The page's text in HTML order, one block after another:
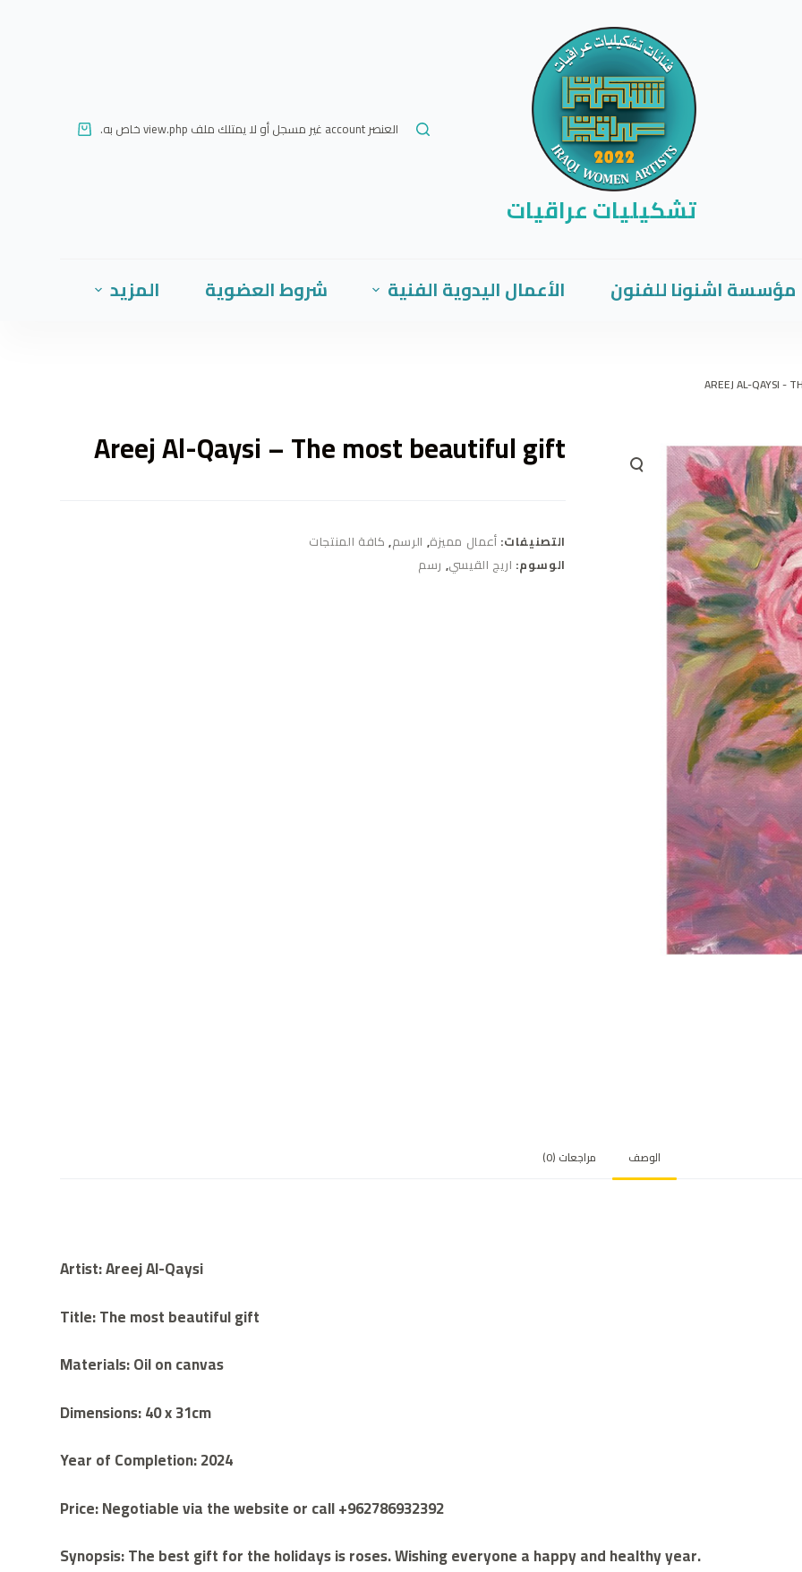
تشكيليات عراقيات
العنصر account غير مسجل أو لا يمتلك ملف view.php خاص به.
مؤسسة اشنونا للفنون الأعمال اليدوية الفنية شروط العضوية المزيد
AREEJ AL-QAYSI -
Areej Al-Qaysi – The most beautiful gift
التصنيفات: أعمال مميزة, الرسم, كافة المنتجات
الوسوم: اريج القيسي, رسم
الوصف مراجعات (0)
Artist: Areej Al-Qaysi
Title: The most beautiful gift
Materials: Oil on canvas
Dimensions: 40 x 31cm
Year of Completion: 2024
Price: Negotiable via the website or call +962786932392
Synopsis: The best gift for the holidays is roses. Wishing everyone a happy and healthy year.